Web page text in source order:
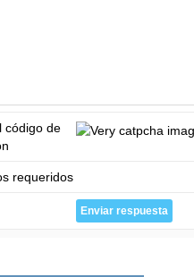
código de
requeridos